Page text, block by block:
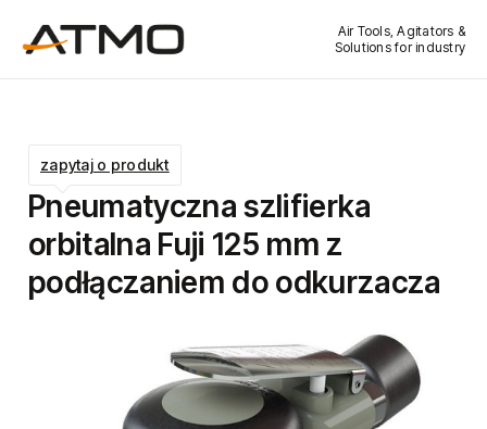
Air Tools, Agitators &
Solutions for industry
Pneumatyczna szlifierka
orbitalna Fuji 125 mm z
podłączaniem do odkurzacza
zapytaj o produkt